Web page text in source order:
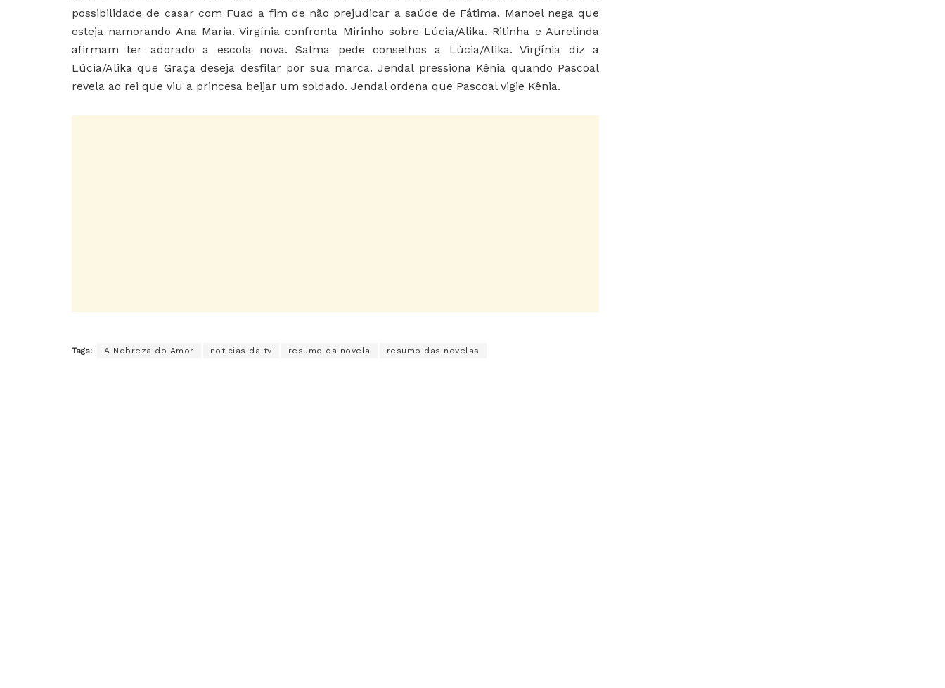
possibilidade de casar com Fuad a fim de não prejudicar a saúde de Fátima. Manoel nega que
esteja namorando Ana Maria. Virgínia confronta Mirinho sobre Lúcia/Alika. Ritinha e Aurelinda
afirmam ter adorado a escola nova. Salma pede conselhos a Lúcia/Alika. Virgínia diz a
Lúcia/Alika que Graça deseja desfilar por sua marca. Jendal pressiona Kênia quando Pascoal
revela ao rei que viu a princesa beijar um soldado. Jendal ordena que Pascoal vigie Kênia.
Tags: A Nobreza do Amor noticias da tv resumo da novela resumo das novelas